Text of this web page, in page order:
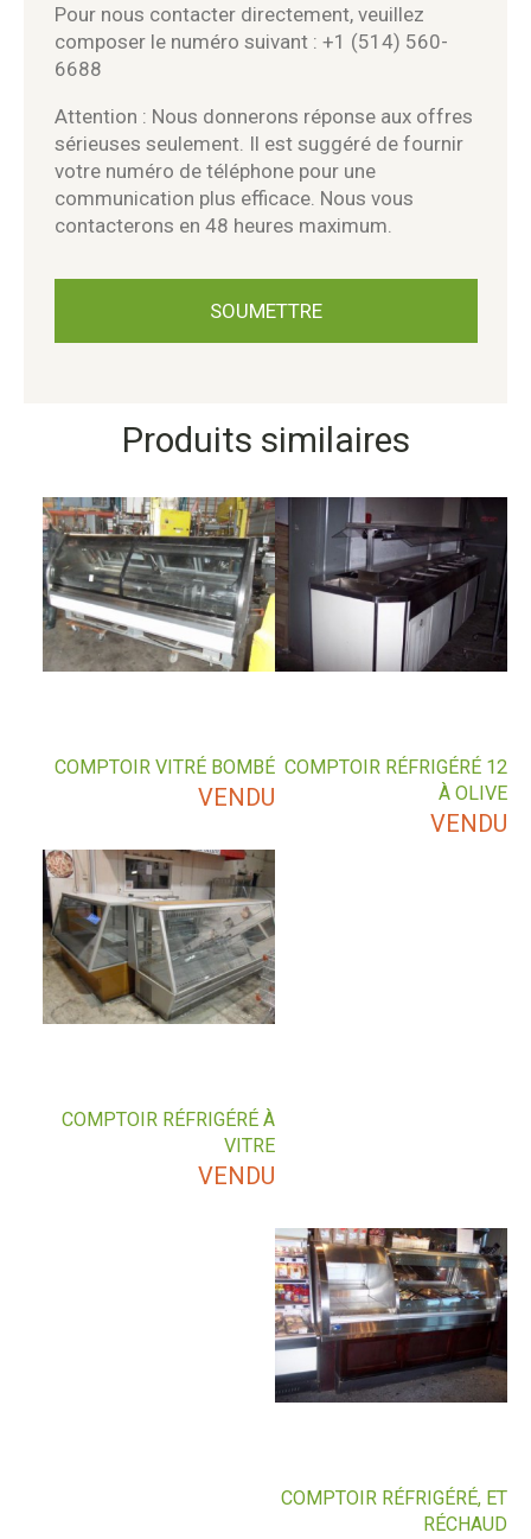
Pour nous contacter directement, veuillez
composer le numéro suivant : +1 (514) 560-
6688
Attention : Nous donnerons réponse aux offres
sérieuses seulement. Il est suggéré de fournir
votre numéro de téléphone pour une
communication plus efficace. Nous vous
contacterons en 48 heures maximum.
Produits similaires
COMPTOIR RÉFRIGÉRÉ 12
À OLIVE
VENDU
COMPTOIR VITRÉ BOMBÉ
VENDU
COMPTOIR RÉFRIGÉRÉ À
VITRE
VENDU
COMPTOIR RÉFRIGÉRÉ, ET
RÉCHAUD